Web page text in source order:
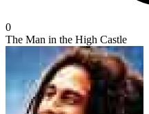
0
The Man in the High Castle